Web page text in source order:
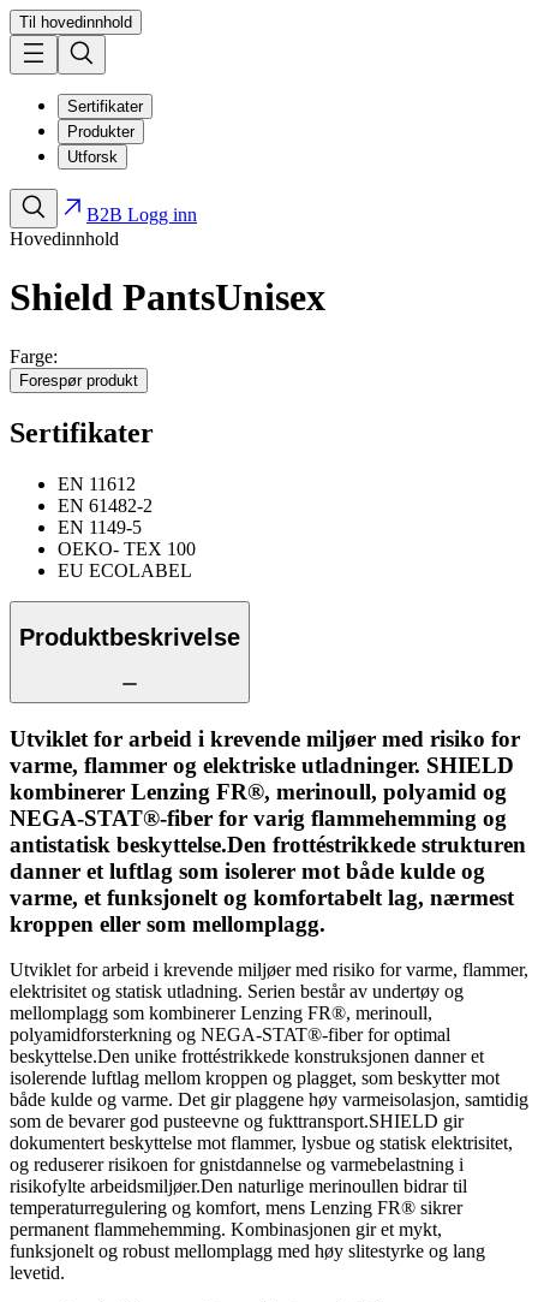
Til hovedinnhold
Sertifikater
Produkter
Utforsk
B2B Logg inn
Hovedinnhold
Shield PantsUnisex
Farge:
Forespør produkt
Sertifikater
EN 11612
EN 61482-2
EN 1149-5
OEKO- TEX 100
EU ECOLABEL
Produktbeskrivelse
Utviklet for arbeid i krevende miljøer med risiko for
varme, flammer og elektriske utladninger. SHIELD
kombinerer Lenzing FR®, merinoull, polyamid og
NEGA-STAT®-fiber for varig flammehemming og
antistatisk beskyttelse.Den frottéstrikkede strukturen
danner et luftlag som isolerer mot både kulde og
varme, et funksjonelt og komfortabelt lag, nærmest
kroppen eller som mellomplagg.
Utviklet for arbeid i krevende miljøer med risiko for varme, flammer,
elektrisitet og statisk utladning. Serien består av undertøy og
mellomplagg som kombinerer Lenzing FR®, merinoull,
polyamidforsterkning og NEGA-STAT®-fiber for optimal
beskyttelse.Den unike frottéstrikkede konstruksjonen danner et
isolerende luftlag mellom kroppen og plagget, som beskytter mot
både kulde og varme. Det gir plaggene høy varmeisolasjon, samtidig
som de bevarer god pusteevne og fukttransport.SHIELD gir
dokumentert beskyttelse mot flammer, lysbue og statisk elektrisitet,
og reduserer risikoen for gnistdannelse og varmebelastning i
risikofylte arbeidsmiljøer.Den naturlige merinoullen bidrar til
temperaturregulering og komfort, mens Lenzing FR® sikrer
permanent flammehemming. Kombinasjonen gir et mykt,
funksjonelt og robust mellomplagg med høy slitestyrke og lang
levetid.